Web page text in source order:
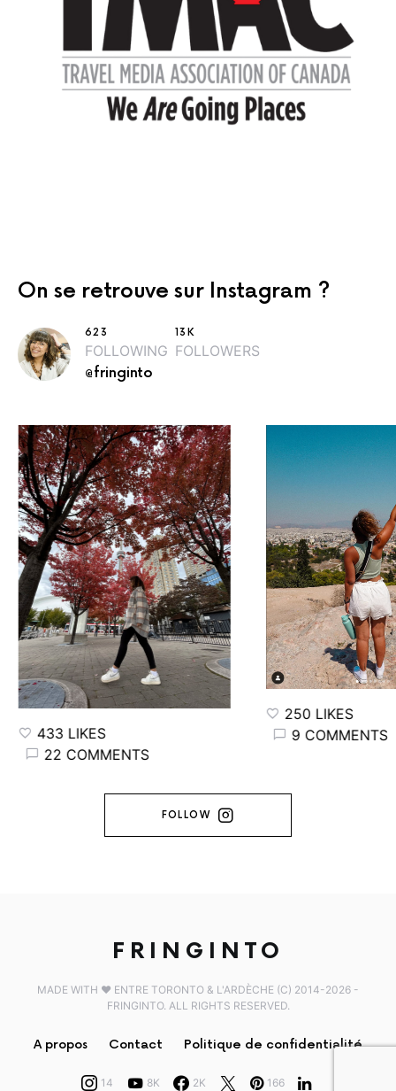
On se retrouve sur Instagram ?
623
FOLLOWING
13K
FOLLOWERS
@fringinto
433 LIKES
22 COMMENTS
250 LIKES
9 COMMENTS
FOLLOW
FRINGINTO
MADE WITH ♥️ ENTRE TORONTO & L'ARDÈCHE (C) 2014-2026 -
FRINGINTO. ALL RIGHTS RESERVED.
A propos Contact Politique de confidentialité
14 8K 2K 166